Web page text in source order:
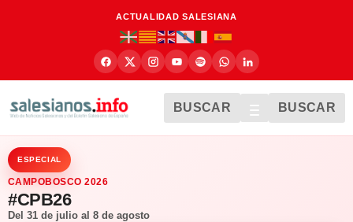
ACTUALIDAD SALESIANA
BUSCAR BUSCAR
ESPECIAL
CAMPOBOSCO 2026
#CPB26
Del 31 de julio al 8 de agosto